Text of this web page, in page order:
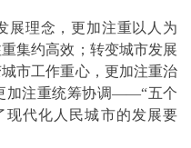
展理念，更加注重以人为
集约高效；转变城市发展
市工作重心，更加注重治
加注重统筹协调——“五个
现代化人民城市的发展要